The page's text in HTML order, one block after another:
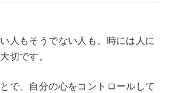
人もそうでない人も、時には人に
切です。
で、自分の心をコントロールして